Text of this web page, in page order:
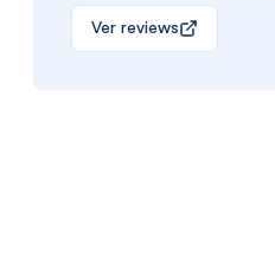
Ver reviews